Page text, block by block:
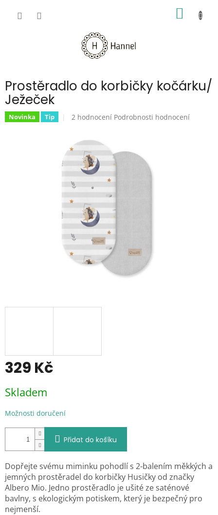
Prostěradlo do korbičky kočárku/
Ježeček
Novinka Tip
Průměrné
je
5,0
hvězdiček.
2 hodnocení Podrobnosti hodnocení
329 Kč
cena:
Skladem
Možnosti doručení
Přidat do košíku
Dopřejte svému miminku pohodlí s 2-balením měkkých a
jemných prostěradel do korbičky Husičky od značky
Albero Mio. Jedno prostěradlo je ušité ze saténové
bavlny, s ekologickým potiskem, který je bezpečný pro
nejmenší.